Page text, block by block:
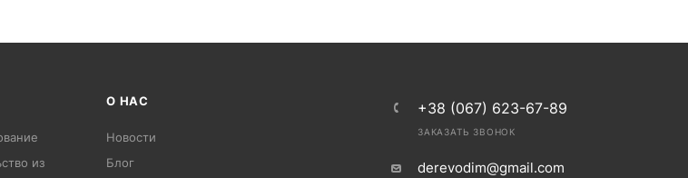
из
О НАС
Новости
Блог
+38 (067) 623-67-89
ЗАКАЗАТЬ ЗВОНОК
derevodim@gmail.com